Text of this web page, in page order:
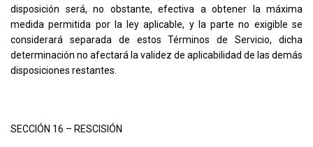
disposición será, no obstante, efectiva a obtener la máxima
medida permitida por la ley aplicable, y la parte no exigible se
considerará separada de estos Términos de Servicio, dicha
determinación no afectará la validez de aplicabilidad de las demás
disposiciones restantes.
SECCIÓN 16 – RESCISIÓN